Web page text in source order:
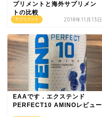
サプリメント
プリメントと海外サプリメン
トの比較
2018年11月13日
EAAです．エクステンド
PERFECT10 AMINOレビュー